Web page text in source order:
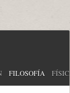
FILOSOFÍA